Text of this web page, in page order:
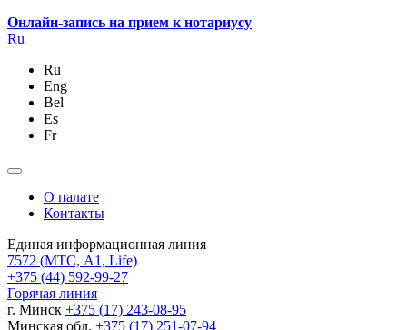
Онлайн-запись на прием к нотариусу
Ru
Ru
Eng
Bel
Es
Fr
О палате
Контакты
Единая информационная линия
7572 (МТС, A1, Life)
+375 (44) 592-99-27
Горячая линия
г. Минск +375 (17) 243-08-95
Минская обл. +375 (17) 251-07-94